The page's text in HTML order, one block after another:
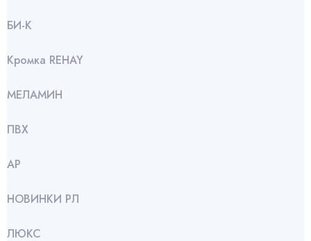
БИ-К
Кромка REHAY
МЕЛАМИН
ПВХ
АР
НОВИНКИ РЛ
ЛЮКС